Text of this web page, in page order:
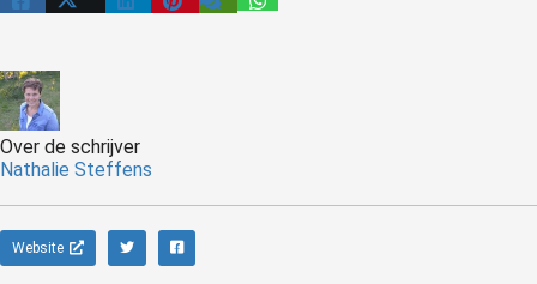
Over de schrijver
Nathalie Steffens
Website